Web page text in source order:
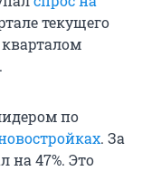
текущего
по
. За
на 47%. Это